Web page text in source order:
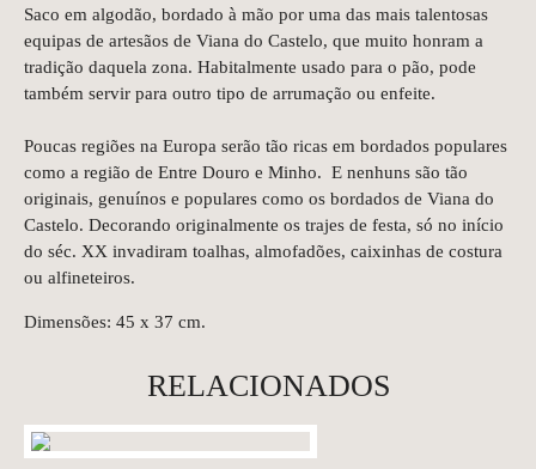
Saco em algodão, bordado à mão por uma das mais talentosas
equipas de artesãos de Viana do Castelo, que muito honram a
tradição daquela zona. Habitalmente usado para o pão, pode
também servir para outro tipo de arrumação ou enfeite.
Poucas regiões na Europa serão tão ricas em bordados populares
como a região de Entre Douro e Minho. E nenhuns são tão
originais, genuínos e populares como os bordados de Viana do
Castelo. Decorando originalmente os trajes de festa, só no início
do séc. XX invadiram toalhas, almofadões, caixinhas de costura
ou alfineteiros.
Dimensões: 45 x 37 cm.
RELACIONADOS